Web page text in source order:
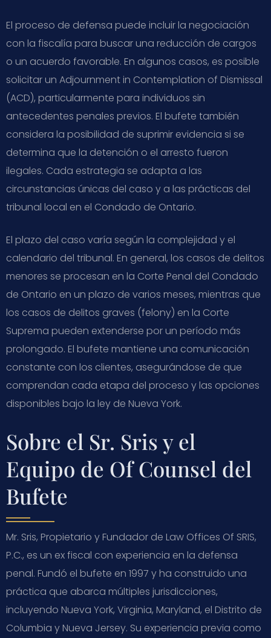
El proceso de defensa puede incluir la negociación
con la fiscalía para buscar una reducción de cargos
o un acuerdo favorable. En algunos casos, es posible
solicitar un Adjournment in Contemplation of Dismissal
(ACD), particularmente para individuos sin
antecedentes penales previos. El bufete también
considera la posibilidad de suprimir evidencia si se
determina que la detención o el arresto fueron
ilegales. Cada estrategia se adapta a las
circunstancias únicas del caso y a las prácticas del
tribunal local en el Condado de Ontario.
El plazo del caso varía según la complejidad y el
calendario del tribunal. En general, los casos de delitos
menores se procesan en la Corte Penal del Condado
de Ontario en un plazo de varios meses, mientras que
los casos de delitos graves (felony) en la Corte
Suprema pueden extenderse por un período más
prolongado. El bufete mantiene una comunicación
constante con los clientes, asegurándose de que
comprendan cada etapa del proceso y las opciones
disponibles bajo la ley de Nueva York.
Sobre el Sr. Sris y el
Equipo de Of Counsel del
Bufete
Mr. Sris, Propietario y Fundador de Law Offices Of SRIS,
P.C., es un ex fiscal con experiencia en la defensa
penal. Fundó el bufete en 1997 y ha construido una
práctica que abarca múltiples jurisdicciones,
incluyendo Nueva York, Virginia, Maryland, el Distrito de
Columbia y Nueva Jersey. Su experiencia previa como